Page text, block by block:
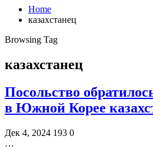
Home
казахстанец
Browsing Tag
казахстанец
Посольство
в Южной Корее
Дек 4, 2024 193 0
…